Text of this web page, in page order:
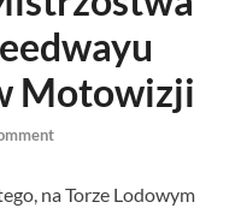
Motowizji
na Torze Lodowym